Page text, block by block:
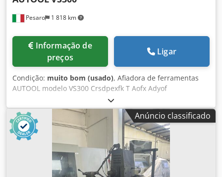
Pesaro 1 818 km
preços
Ligar
Condição: muito bom (usado), Afiadora de ferramentas
AUTOOL modelo VS300 Crsdpexfk T Aofx Adyof
Anúncio classificado